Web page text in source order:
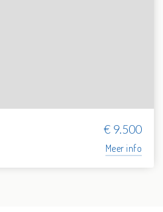
€ 9.500
Meer info